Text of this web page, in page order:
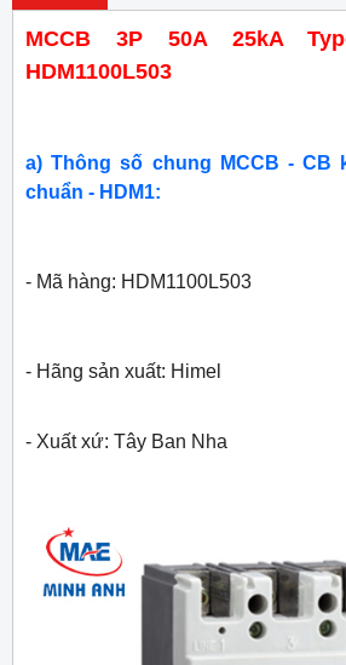
MCCB 3P 50A 25kA
HDM1100L503
a) Thông số chung MCCB - CB
chuẩn - HDM1:
- Mã hàng: HDM1100L503
- Hãng sản xuất: Himel
- Xuất xứ: Tây Ban Nha